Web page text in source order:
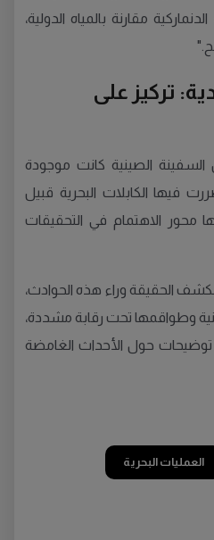
مقارنة بالمياه الدولية،
تركيز على
الصينية كانت موجودة
فيها الكابلات البحرية قبيل
محور الاهتمام في التحقيقات
لكشف الحقيقة وراء هذه الحوادث،
وطواقمها تحت رقابة مشددة،
حول الأحداث الغامضة
العمليات البحرية